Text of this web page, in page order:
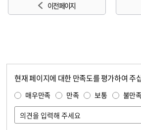
이전 페이지
현재 페이지에 대한 만족도를 평가하여 주
매우만족 만족 보통 불만